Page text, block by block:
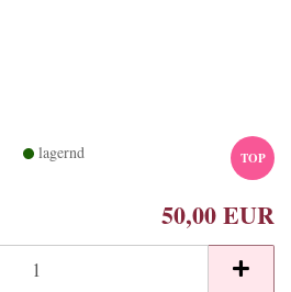
TOP
lagernd
50,00 EUR